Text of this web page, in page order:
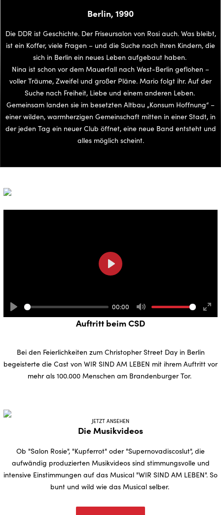
Berlin, 1990
Die DDR ist Geschichte. Der Friseursalon von Rosi auch. Was bleibt,
ist ein Koffer, viele Fragen – und die Suche nach ihren Kindern, die
sich in Berlin ein neues Leben aufgebaut haben.
Nina ist schon vor dem Mauerfall nach West-Berlin geflohen –
voller Träume, Zweifel und großer Pläne. Mario folgt ihr. Auf der
Suche nach Freiheit, Liebe und einem anderen Leben.
Gemeinsam landen sie im besetzten Altbau „Konsum Hoffnung“ –
einer wilden, warmherzigen Gemeinschaft mitten in einer Stadt, in
der jeden Tag ein neuer Club öffnet, eine neue Band entsteht und
alles möglich scheint.
Auftritt beim CSD
Bei den Feierlichkeiten zum Christopher Street Day in Berlin
begeisterte die Cast von WIR SIND AM LEBEN mit ihrem Auftritt vor
mehr als 100.000 Menschen am Brandenburger Tor.
Play
00:00
Mute
Play
JETZT ANSEHEN
Die Musikvideos
Ob "Salon Rosie", "Kupferrot" oder "Supernovadiscoslut", die
aufwändig produzierten Musikvideos sind stimmungsvolle und
intensive Einstimmungen auf das Musical "WIR SIND AM LEBEN". So
bunt und wild wie das Musical selber.